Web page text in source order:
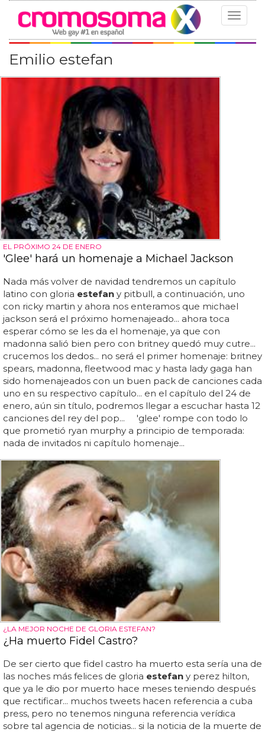
Toggle
Emilio estefan
EL PRÓXIMO 24 DE ENERO
'Glee' hará un homenaje a Michael Jackson
Nada más volver de navidad tendremos un capítulo
latino con gloria estefan y pitbull, a continuación, uno
con ricky martin y ahora nos enteramos que michael
jackson será el próximo homenajeado... ahora toca
esperar cómo se les da el homenaje, ya que con
madonna salió bien pero con britney quedó muy cutre...
crucemos los dedos... no será el primer homenaje: britney
spears, madonna, fleetwood mac y hasta lady gaga han
sido homenajeados con un buen pack de canciones cada
uno en su respectivo capítulo... en el capítulo del 24 de
enero, aún sin título, podremos llegar a escuchar hasta 12
canciones del rey del pop... 'glee' rompe con todo lo
que prometió ryan murphy a principio de temporada:
nada de invitados ni capítulo homenaje...
¿LA MEJOR NOCHE DE GLORIA ESTEFAN?
¿Ha muerto Fidel Castro?
De ser cierto que fidel castro ha muerto esta sería una de
las noches más felices de gloria estefan y perez hilton,
que ya le dio por muerto hace meses teniendo después
que rectificar... muchos tweets hacen referencia a cuba
press, pero no tenemos ninguna referencia verídica
sobre tal agencia de noticias... si la noticia de la muerte de